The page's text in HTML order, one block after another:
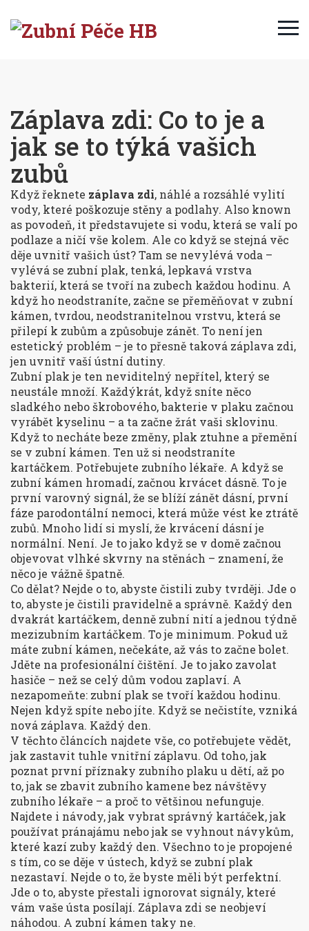
Záplava zdi: Co to je a
jak se to týká vašich
zubů
Když řeknete záplava zdi, náhlé a rozsáhlé vylití
vody, které poškozuje stěny a podlahy. Also known
as povodeň, it představujete si vodu, která se valí po
podlaze a ničí vše kolem. Ale co když se stejná věc
děje uvnitř vašich úst? Tam se nevylévá voda –
vylévá se zubní plak, tenká, lepkavá vrstva
bakterií, která se tvoří na zubech každou hodinu. A
když ho neodstraníte, začne se přeměňovat v zubní
kámen, tvrdou, neodstranitelnou vrstvu, která se
přilepí k zubům a způsobuje zánět. To není jen
estetický problém – je to přesně taková záplava zdi,
jen uvnitř vaší ústní dutiny.
Zubní plak je ten neviditelný nepřítel, který se
neustále množí. Každýkrát, když sníte něco
sladkého nebo škrobového, bakterie v plaku začnou
vyrábět kyselinu – a ta začne žrát vaši sklovinu.
Když to necháte beze změny, plak ztuhne a přemění
se v zubní kámen. Ten už si neodstraníte
kartáčkem. Potřebujete zubního lékaře. A když se
zubní kámen hromadí, začnou krvácet dásně. To je
první varovný signál, že se blíží zánět dásní, první
fáze parodontální nemoci, která může vést ke ztrátě
zubů. Mnoho lidí si myslí, že krvácení dásní je
normální. Není. Je to jako když se v domě začnou
objevovat vlhké skvrny na stěnách – znamení, že
něco je vážně špatně.
Co dělat? Nejde o to, abyste čistili zuby tvrději. Jde o
to, abyste je čistili pravidelně a správně. Každý den
dvakrát kartáčkem, denně zubní nití a jednou týdně
mezizubním kartáčkem. To je minimum. Pokud už
máte zubní kámen, nečekáte, až vás to začne bolet.
Jděte na profesionální čištění. Je to jako zavolat
hasiče – než se celý dům vodou zaplaví. A
nezapomeňte: zubní plak se tvoří každou hodinu.
Nejen když spíte nebo jíte. Když se nečistíte, vzniká
nová záplava. Každý den.
V těchto článcích najdete vše, co potřebujete vědět,
jak zastavit tuhle vnitřní záplavu. Od toho, jak
poznat první příznaky zubního plaku u dětí, až po
to, jak se zbavit zubního kamene bez návštěvy
zubního lékaře – a proč to většinou nefunguje.
Najdete i návody, jak vybrat správný kartáček, jak
používat pránajámu nebo jak se vyhnout návykům,
které kazí zuby každý den. Všechno to je propojené
s tím, co se děje v ústech, když se zubní plak
nezastaví. Nejde o to, že byste měli být perfektní.
Jde o to, abyste přestali ignorovat signály, které
vám vaše ústa posílají. Záplava zdi se neobjeví
náhodou. A zubní kámen taky ne.